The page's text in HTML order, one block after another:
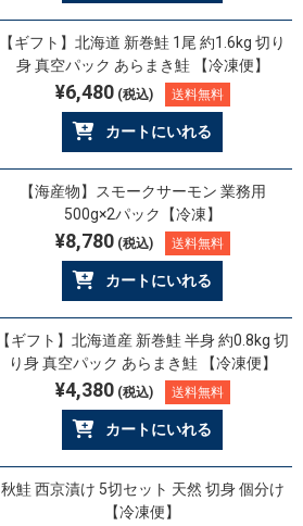
【ギフト】北海道 新巻鮭 1尾 約1.6kg 切り
身 真空パック あらまき鮭 【冷凍便】
¥6,480(税込) 送料無料
カートにいれる
【海産物】スモークサーモン 業務用
500g×2パック【冷凍】
¥8,780(税込) 送料無料
カートにいれる
【ギフト】北海道産 新巻鮭 半身 約0.8kg 切
り身 真空パック あらまき鮭 【冷凍便】
¥4,380(税込) 送料無料
カートにいれる
秋鮭 西京漬け 5切セット 天然 切身 個分け
【冷凍便】